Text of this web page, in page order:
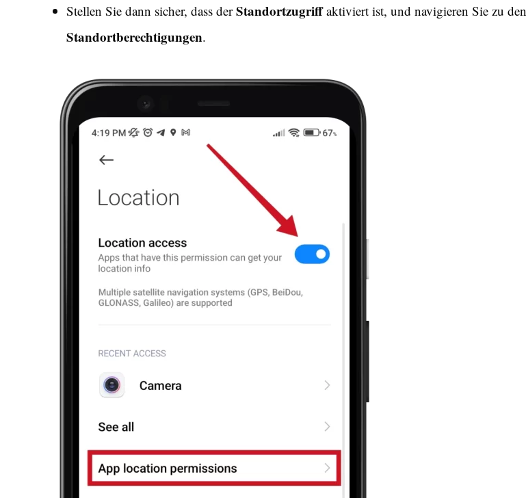
Stellen Sie dann sicher, dass derStandortzugriffaktiviert ist, und navigieren Sie zu den
Standortberechtigungen.